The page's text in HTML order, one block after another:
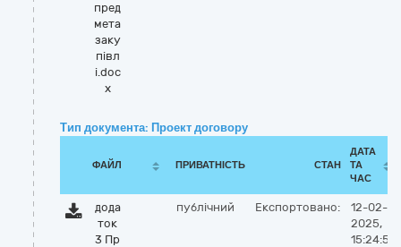
пред
мета
заку
півл
і.doc
x
Тип документа: Проект договору
ФАЙЛ ПРИВАТНІСТЬ СТАН
ДАТА
ТА
ЧАС
дода
ток
3 Пр
публічний Експортовано:
12-02-
2025,
15:24:53